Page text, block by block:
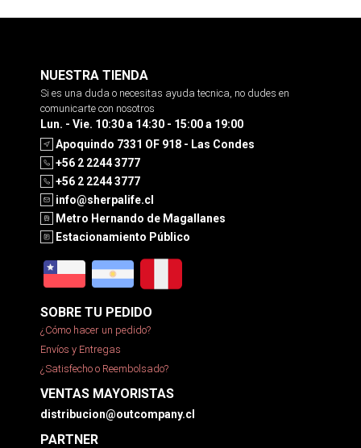
NUESTRA TIENDA
Si es una duda o necesitas ayuda tecnica, no dudes en
comunicarte con nosotros
Lun. - Vie. 10:30 a 14:30 - 15:00 a 19:00
Apoquindo 7331 OF 918 - Las Condes
+56 2 2244 3777
+56 2 2244 3777
info@sherpalife.cl
Metro Hernando de Magallanes
Estacionamiento Público
SOBRE TU PEDIDO
¿Cómo hacer un pedido?
Envíos y Entregas
¿Satisfecho o Reembolsado?
VENTAS MAYORISTAS
distribucion@outcompany.cl
PARTNER